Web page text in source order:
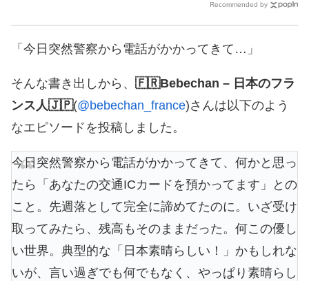
Recommended by
「今日突然警察から電話がかかってきて…」
そんな書き出しから、 🇫🇷Bebechan – 日本のフラ
ンス人🇯🇵(@bebechan_france)さんは以下のよう
なエピソードを投稿しました。
今日突然警察から電話がかかってきて、何かと思っ
たら「あなたの交通ICカードを預かってます」との
こと。先週落として完全に諦めてたのに。いざ受け
取ってみたら、残高もそのままだった。何この優し
い世界。典型的な「日本素晴らしい！」かもしれな
いが、言い過ぎでも何でもなく、やっぱり素晴らし